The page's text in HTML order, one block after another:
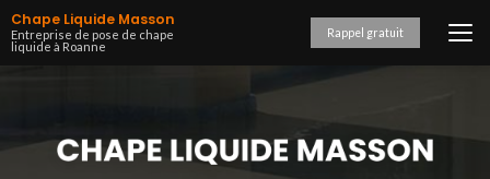
Aller
au
contenu
Chape Liquide Masson
Entreprise de pose de chape
liquide à Roanne
Rappel gratuit